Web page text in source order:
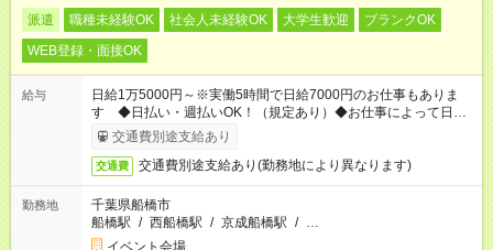
派遣 職種未経験OK 社会人未経験OK 大学生歓迎
ブランクOK
WEB登録・面接OK
給与
日給1万5000円～※実働5時間で日給7000円のお仕事もありま
す ◆日払い・週払いOK！（規定あり）◆お仕事によって日給も
異なります
交通費別途支給あり
交通費 交通費別途支給あり(勤務地により異なります)
勤務地
千葉県船橋市
船橋駅 / 西船橋駅 / 京成船橋駅 / …
イベント会場